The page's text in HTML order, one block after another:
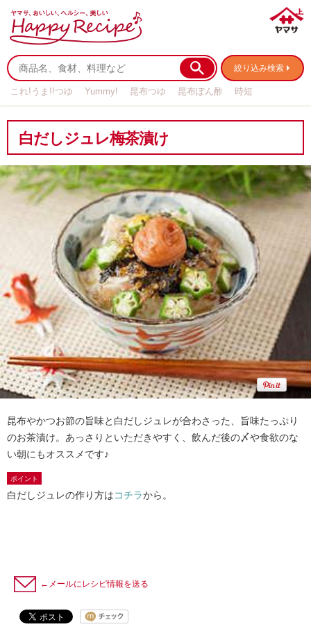
絞り込み検索
これ!うま!!つゆ Yummy! 昆布つゆ 昆布ぽん酢
時短
白だしジュレ梅茶漬け
昆布やかつお節の旨味と白だしジュレが合わさった、旨味たっぷり
のお茶漬け。あっさりといただきやすく、飲んだ後の〆や食欲のな
い朝にもオススメです♪
ポイント
白だしジュレの作り方はコチラから。
←メールにレシピ情報を送る